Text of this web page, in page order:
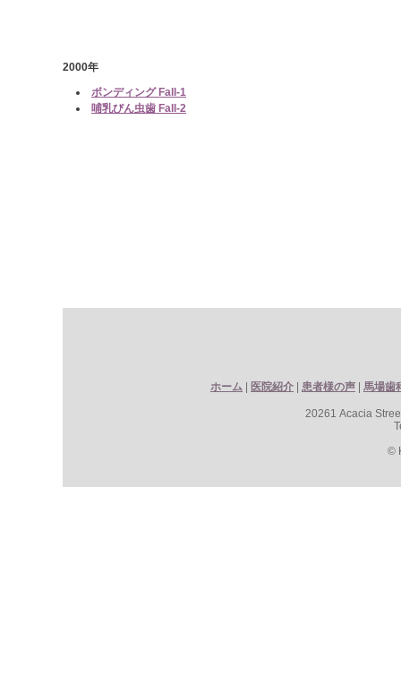
2000年
ボンディング Fall-1
哺乳びん虫歯 Fall-2
ホーム 医院紹介 患者様の声 馬場歯
20261 Acacia
©